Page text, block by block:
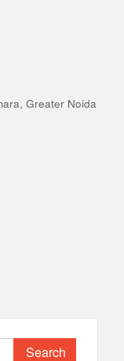
Greater Noida
Search